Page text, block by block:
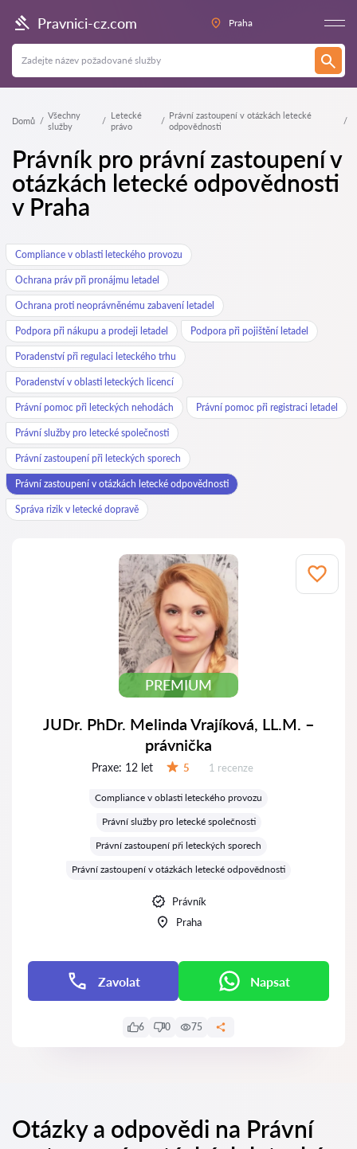
Pravnici-cz.com Praha
Domů
Všechny
služby
Letecké
právo
Právní zastoupení v otázkách letecké
odpovědnosti
Právník pro právní zastoupení v
otázkách letecké odpovědnosti
v Praha
Compliance v oblasti leteckého provozu
Ochrana práv při pronájmu letadel
Ochrana proti neoprávněnému zabavení letadel
Podpora při nákupu a prodeji letadel Podpora při pojištění letadel
Poradenství při regulaci leteckého trhu
Poradenství v oblasti leteckých licencí
Právní pomoc při leteckých nehodách Právní pomoc při registraci letadel
Právní služby pro letecké společnosti
Právní zastoupení při leteckých sporech
Právní zastoupení v otázkách letecké odpovědnosti
Správa rizik v letecké dopravě
PREMIUM
JUDr. PhDr. Melinda Vrajíková, LL.M. –
právnička
Praxe: 12 let 5 Recenzí:
1 recenze
Compliance v oblasti leteckého provozu
Právní služby pro letecké společnosti
Právní zastoupení při leteckých sporech
Právní zastoupení v otázkách letecké odpovědnosti
Právník
Praha
Zavolat Napsat
6 0 75
Otázky a odpovědi na Právní